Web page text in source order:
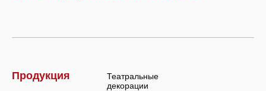
Театральные
декорации
Продукция